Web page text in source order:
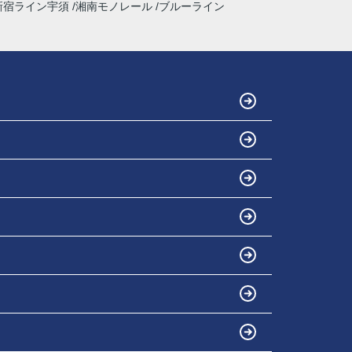
宿ライン宇須 湘南モノレール ブルーライン